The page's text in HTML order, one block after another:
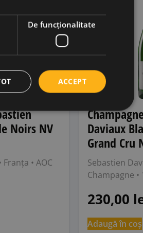
Noirs NV
Franța • AOC
Daviaux
Grand Cru
Sebastien
Champagne •
230,00
Adaugă în coș
De funcţionalitate
ACCEPT